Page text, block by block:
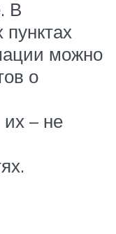
В
можно
о
– не